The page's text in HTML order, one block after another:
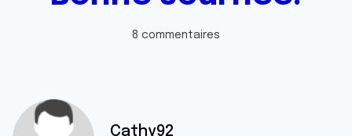
8 commentaires
Cathy92